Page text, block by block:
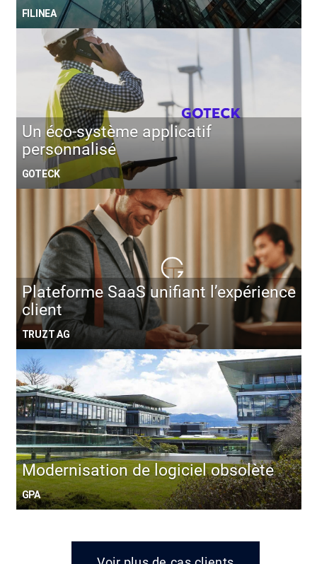
FILINEA
Un éco-système applicatif
personnalisé
GOTECK
Plateforme SaaS unifiant l’expérience
client
TRUZT AG
Modernisation de logiciel obsolète
GPA